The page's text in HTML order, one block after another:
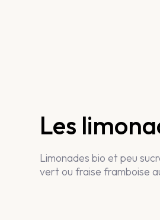
Les
Limonades bio et peu
vert ou fraise framboise